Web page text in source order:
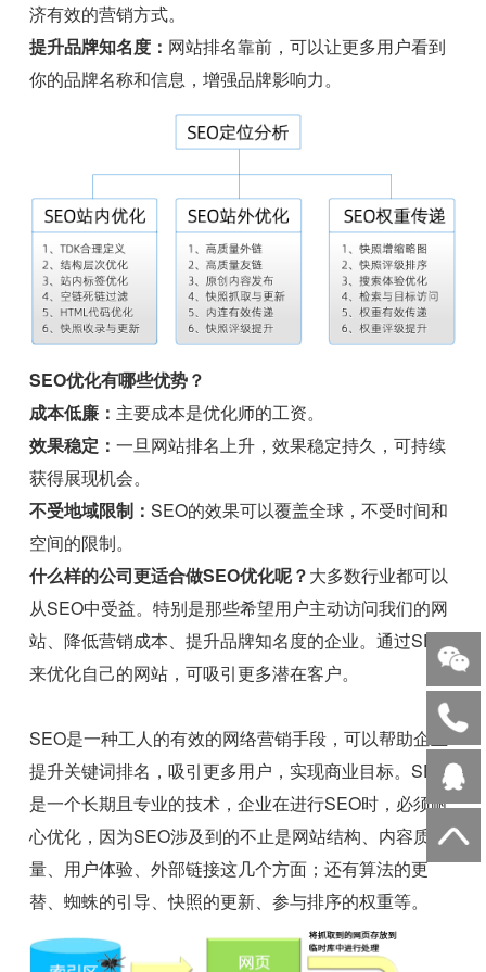
济有效的营销方式。
提升品牌知名度： 网站排名靠前，可以让更多用户看到
你的品牌名称和信息，增强品牌影响力。
SEO优化有哪些优势？
成本低廉： 主要成本是优化师的工资。
效果稳定：一旦网站排名上升，效果稳定持久，可持续
获得展现机会。
不受地域限制：SEO的效果可以覆盖全球，不受时间和
空间的限制。
什么样的公司更适合做SEO优化呢？大多数行业都可以
从SEO中受益。特别是那些希望用户主动访问我们的网
站、降低营销成本、提升品牌知名度的企业。通过SEO
来优化自己的网站，可吸引更多潜在客户。
SEO是一种工人的有效的网络营销手段，可以帮助企业
提升关键词排名，吸引更多用户，实现商业目标。SEO
是一个长期且专业的技术，企业在进行SEO时，必须耐
心优化，因为SEO涉及到的不止是网站结构、内容质
量、用户体验、外部链接这几个方面；还有算法的更
替、蜘蛛的引导、快照的更新、参与排序的权重等。